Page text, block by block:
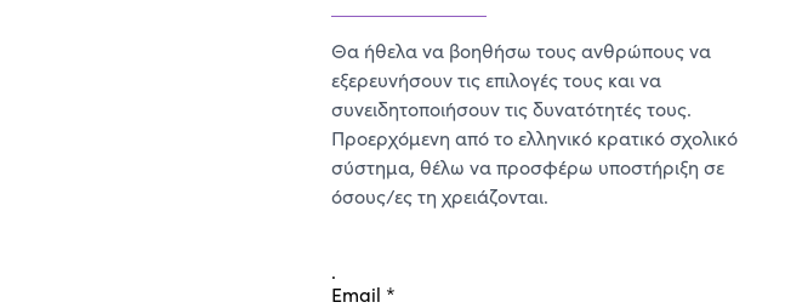
Θα ήθελα να βοηθήσω τους ανθρώπους να
εξερευνήσουν τις επιλογές τους και να
συνειδητοποιήσουν τις δυνατότητές τους.
Προερχόμενη από το ελληνικό κρατικό σχολικό
σύστημα, θέλω να προσφέρω υποστήριξη σε
όσους/ες τη χρειάζονται.
.
Email *